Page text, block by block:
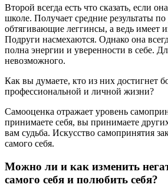
Второй всегда есть что сказать, если
школе. Получает средние результаты
обтягивающие леггинсы, а ведь имеет
Подруги насмехаются. Однако она
полна энергии и уверенности в себе.
невозможного.
Как вы думаете, кто из них достигнет
профессиональной и личной жизни?
Самооценка отражает уровень
принимаете себя, вы принимаете
вам судьба. Искусство самопринятия
самого себя.
Можно ли и как изменить
самого себя и полюбить себя?